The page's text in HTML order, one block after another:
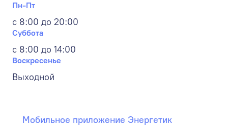
Пн-Пт
с 8:00 до 20:00
Суббота
с 8:00 до 14:00
Воскресенье
Выходной
Мобильное приложение Энергетик